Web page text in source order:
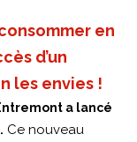
en
d’un
les envies !
a lancé
Ce nouveau